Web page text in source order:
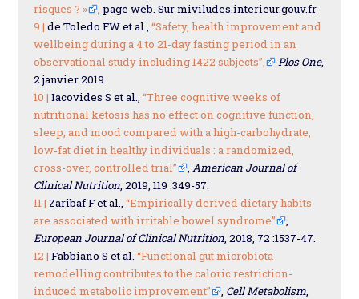
risques ? »
, page web. Sur miviludes.interieur.gouv.fr
9 | de Toledo FW et al.,“Safety, health improvement and
wellbeing during a 4 to 21-day fasting period in an
observational study including 1422 subjects”,
Plos One,
2 janvier 2019.
10 | Iacovides S et al.,“Three cognitive weeks of
nutritional ketosis has no effect on cognitive function,
sleep, and mood compared with a high-carbohydrate,
low-fat diet in healthy individuals : a randomized,
cross-over, controlled trial”
,American Journal of
Clinical Nutrition, 2019, 119 :349-57.
11 | Zaribaf F et al.,“Empirically derived dietary habits
are associated with irritable bowel syndrome”
,
European Journal of Clinical Nutrition, 2018, 72 :1537-47.
12 | Fabbiano S et al.“Functional gut microbiota
remodelling contributes to the caloric restriction-
induced metabolic improvement”
, Cell Metabolism,